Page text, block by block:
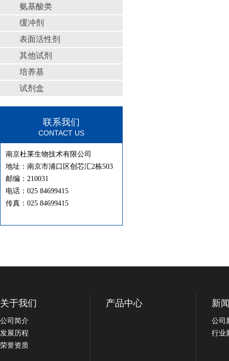
氨基酸类
缓冲剂
表面活性剂
其他试剂
培养基
试剂盒
联系我们
CONTACT US
南京杜莱生物技术有限公司
地址：南京市浦口区创芯汇2栋503
邮编：210031
电话：025 84699415
传真：025 84699415
关于我们
公司简介
发展历程
荣誉资质
产品中心 新
公司
行业